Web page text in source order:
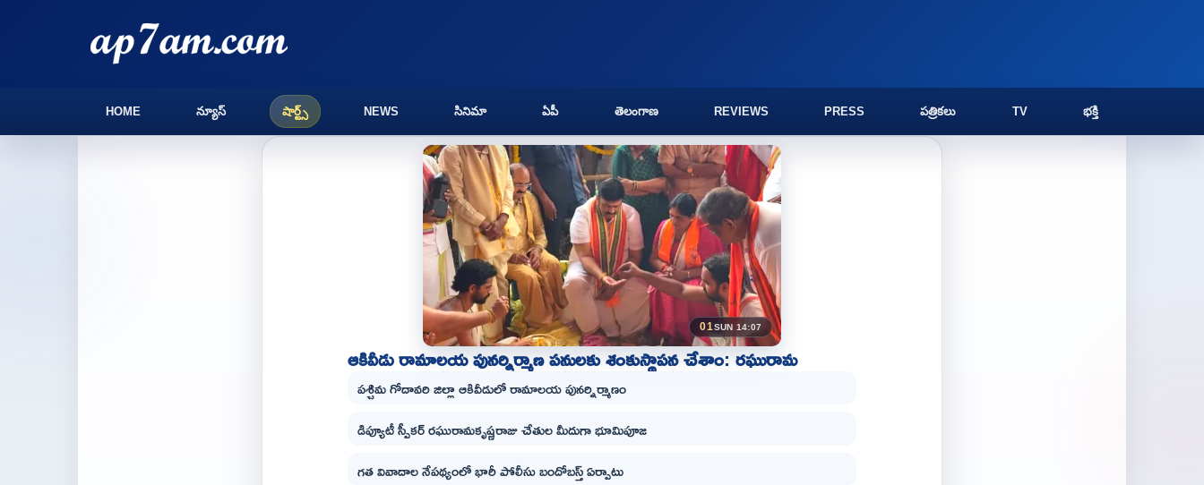
HOME న్యూస్ షార్ట్స్ NEWS సినిమా ఏపీ తెలంగాణ REVIEWS PRESS పత్రికలు TV భక్తి
01SUN 14:07
ఆకివీడు రామాలయ పునర్నిర్మాణ పనులకు శంకుస్థాపన చేశాం: రఘురామ
పశ్చిమ గోదావరి జిల్లా ఆకివీడులో రామాలయ పునర్నిర్మాణం
డిప్యూటీ స్పీకర్ రఘురామకృష్ణరాజు చేతుల మీదుగా భూమిపూజ
గత వివాదాల నేపథ్యంలో భారీ పోలీసు బందోబస్త్ ఏర్పాటు